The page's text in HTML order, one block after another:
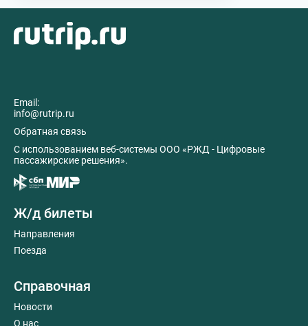
Email:
info@rutrip.ru
Обратная связь
C использованием веб-системы ООО «РЖД - Цифровые
пассажирские решения».
Ж/д билеты
Направления
Поезда
Справочная
Новости
О нас